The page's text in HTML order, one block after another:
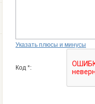
Указать плюсы и минусы
Код *: